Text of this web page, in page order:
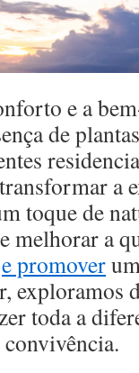
e a
de
a
toque de
melhorar a
e promover
exploramos
toda a
convivência.